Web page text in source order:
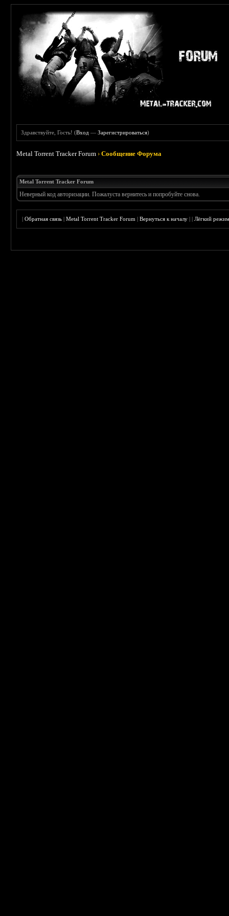
Здравствуйте, Гость! (Вход —Зарегистрироваться)
Metal Torrent Tracker Forum ›Сообщение Форума
Metal Torrent Tracker Forum
Неверный код авторизации. Пожалуста вернитесь и попробуйте снова.
|Обратная связь |Metal Torrent Tracker Forum |Вернуться к началу ||Лёгкий